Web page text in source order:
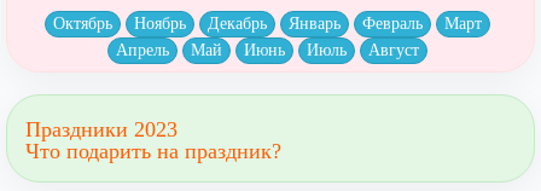
Октябрь Ноябрь Декабрь Январь Февраль
Март
Апрель
Май Июнь Июль Август
Праздники 2023
Что подарить на праздник?